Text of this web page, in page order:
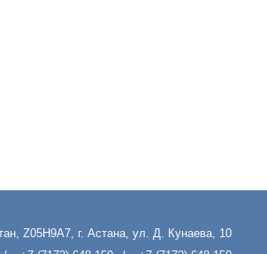
Z05H9A7, г. Астана, ул. Д. Кунаева, 10